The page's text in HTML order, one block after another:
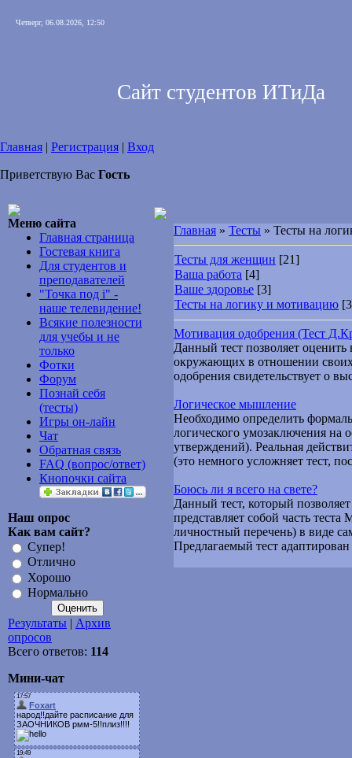
Четверг, 06.08.2026, 12:50
Сайт студентов ИТиДа
Главная | Регистрация | Вход
Приветствую Вас Гость
Меню сайта
Главная страница
Гостевая книга
Для студентов и
преподавателей
"Точка под i" -
наше телевидение!
Всякие полезности
для учебы и не
только
Фотки
Форум
Познай себя
(тесты)
Игры он-лайн
Чат
Обратная связь
FAQ (вопрос/ответ)
Кнопочки сайта
Наш опрос
Как вам сайт?
Супер!
Отлично
Хорошо
Нормально
Результаты | Архив
опросов
Всего ответов: 114
Мини-чат
Главная » Тесты » Тесты на
Тесты для женщин [21]
Ваша работа [4]
Ваше здоровье [3]
Тесты на логику и мотивацию
Мотивация одобрения (Тест
Данный тест позволяет
окружающих в отношении
одобрения свидетельствует о
Логическое мышление
Необходимо определить
логического умозаключения на
утверждений). Реальная
(это немного усложняет тест,
Боюсь ли я всего на свете?
Данный тест, который
представляет собой часть
личностный перечень) в виде
Предлагаемый тест